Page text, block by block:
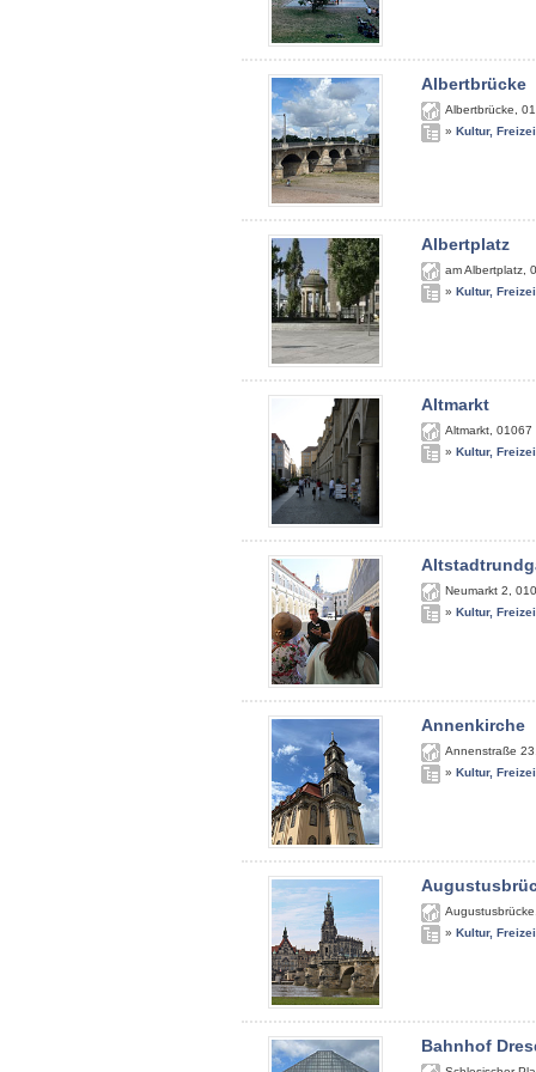
Albertbrücke
Albertbrücke
» Kultur,
Albertplatz
am Albertplatz
» Kultur,
Altmarkt
Altmarkt 01067
» Kultur,
Neumarkt 2
» Kultur,
Annenkirche
Annenstraße 23
» Kultur,
Augustusbrücke
» Kultur,
Bahnhof